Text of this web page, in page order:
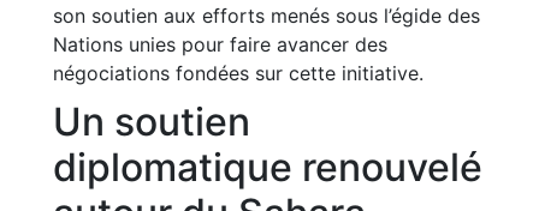
son soutien aux efforts menés sous l’égide des
Nations unies pour faire avancer des
négociations fondées sur cette initiative.
Un soutien
diplomatique renouvelé